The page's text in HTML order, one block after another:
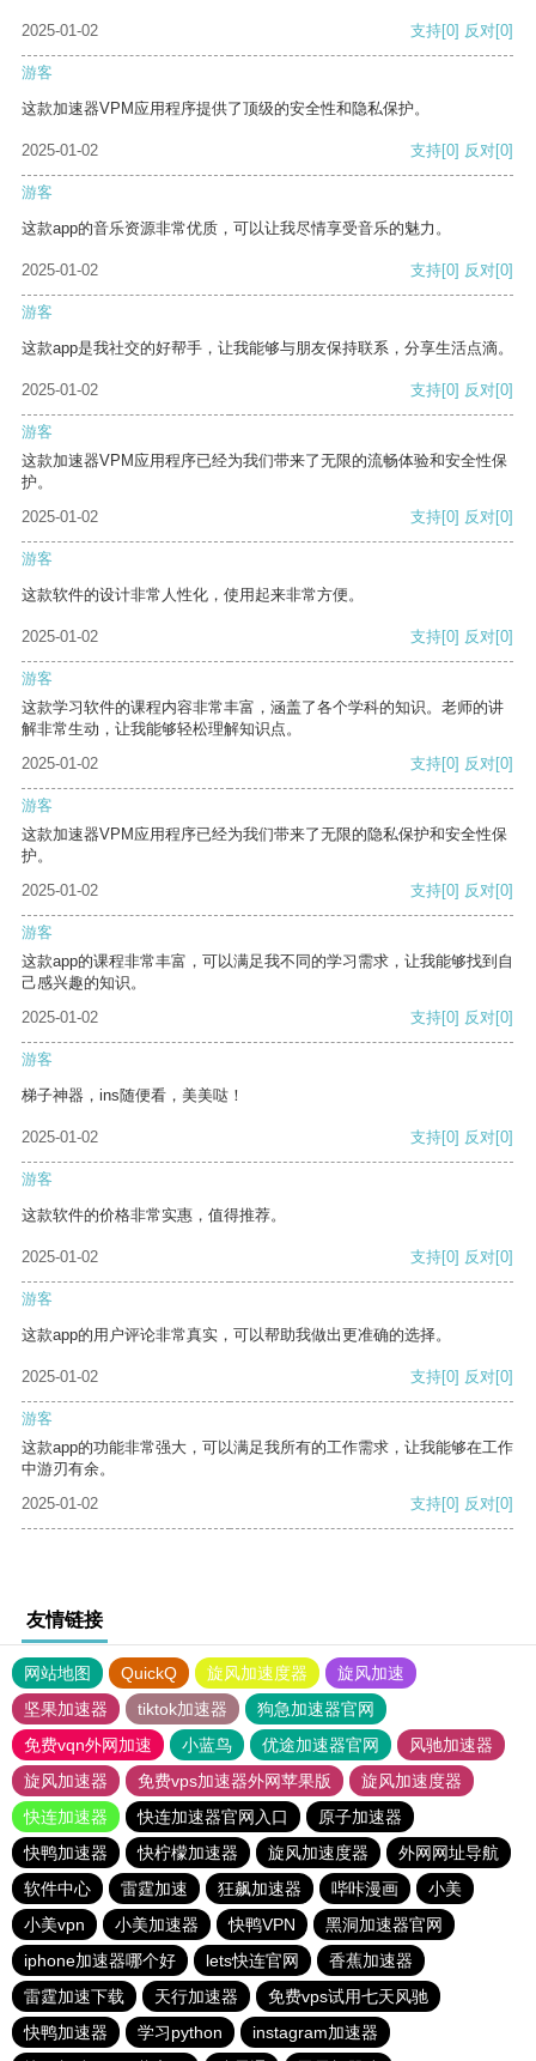
2025-01-02 支持[0] 反对[0]
游客
这款加速器VPM应用程序提供了顶级的安全性和隐私保护。
2025-01-02 支持[0] 反对[0]
游客
这款app的音乐资源非常优质，可以让我尽情享受音乐的魅力。
2025-01-02 支持[0] 反对[0]
游客
这款app是我社交的好帮手，让我能够与朋友保持联系，分享生活点滴。
2025-01-02 支持[0] 反对[0]
游客
这款加速器VPM应用程序已经为我们带来了无限的流畅体验和安全性保
护。
2025-01-02
支持[0] 反对[0]
游客
这款软件的设计非常人性化，使用起来非常方便。
2025-01-02 支持[0] 反对[0]
游客
这款学习软件的课程内容非常丰富，涵盖了各个学科的知识。老师的讲
解非常生动，让我能够轻松理解知识点。
2025-01-02
支持[0] 反对[0]
游客
这款加速器VPM应用程序已经为我们带来了无限的隐私保护和安全性保
护。
2025-01-02
支持[0] 反对[0]
游客
这款app的课程非常丰富，可以满足我不同的学习需求，让我能够找到自
己感兴趣的知识。
2025-01-02
支持[0] 反对[0]
游客
梯子神器，ins随便看，美美哒！
2025-01-02 支持[0] 反对[0]
游客
这款软件的价格非常实惠，值得推荐。
2025-01-02 支持[0] 反对[0]
游客
这款app的用户评论非常真实，可以帮助我做出更准确的选择。
2025-01-02 支持[0] 反对[0]
游客
这款app的功能非常强大，可以满足我所有的工作需求，让我能够在工作
中游刃有余。
2025-01-02
支持[0] 反对[0]
友情链接
网站地图 QuickQ 旋风加速度器
旋风加速
坚果加速器
tiktok加速器
狗急加速器官网
免费vqn外网加速
小蓝鸟 优途加速器官网
风驰加速器
旋风加速器
免费vps加速器外网苹果版
旋风加速度器
快连加速器
快连加速器官网入口
原子加速器
快鸭加速器
快柠檬加速器 旋风加速度器
外网网址导航
软件中心
雷霆加速 狂飙加速器 哔咔漫画
小美
小美vpn
小美加速器 快鸭VPN
黑洞加速器官网
iphone加速器哪个好
lets快连官网
香蕉加速器
雷霆加速下载
天行加速器
免费vps试用七天风驰
快鸭加速器
学习python
instagram加速器